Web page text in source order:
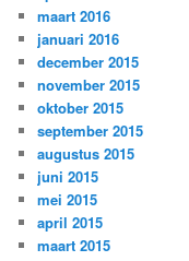
maart 2016
januari 2016
december 2015
november 2015
oktober 2015
september 2015
augustus 2015
juni 2015
mei 2015
april 2015
maart 2015